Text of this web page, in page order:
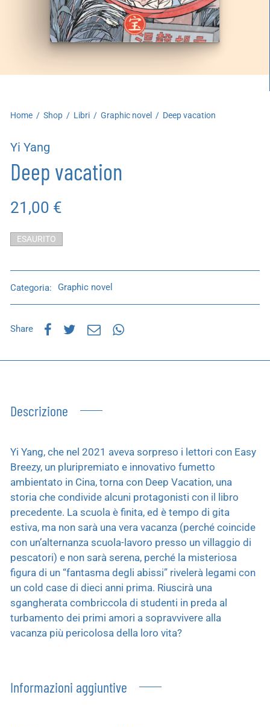
Home / Shop / Libri / Graphic novel / Deep vacation
Yi Yang
Deep vacation
21,00 €
ESAURITO
Categoria: Graphic novel
Share
Descrizione
Yi Yang, che nel 2021 aveva sorpreso i lettori con Easy
Breezy, un pluripremiato e innovativo fumetto
ambientato in Cina, torna con Deep Vacation, una
storia che condivide alcuni protagonisti con il libro
precedente. La scuola è finita, ed è tempo di gita
estiva, ma non sarà una vera vacanza (perché coincide
con un’alternanza scuola-lavoro presso un villaggio di
pescatori) e non sarà serena, perché la misteriosa
figura di un “fantasma degli abissi” rivelerà legami con
un cold case di dieci anni prima. Riuscirà una
sgangherata combriccola di studenti in preda al
turbamento dei primi amori a sopravvivere alla
vacanza più pericolosa della loro vita?
Informazioni aggiuntive